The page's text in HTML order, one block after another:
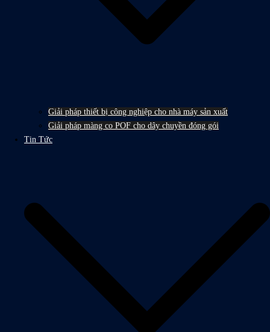
Giải pháp thiết bị công nghiệp cho nhà máy sản xuất
Giải pháp màng co POF cho dây chuyền đóng gói
Tin Tức